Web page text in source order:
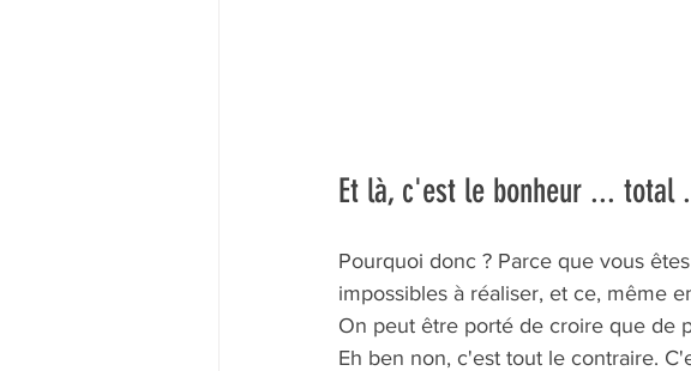
Et là, c'est le bonheur ... total
Pourquoi donc ? Parce que vous
impossibles à réaliser, et ce, même
On peut être porté de croire que de
Eh ben non, c'est tout le contraire.